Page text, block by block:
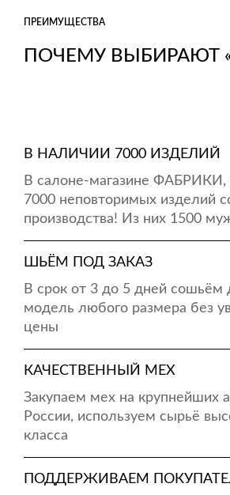
ПОЧЕМУ ВЫБИРАЮТ
ПРЕИМУЩЕСТВА
В НАЛИЧИИ 7000 ИЗДЕЛИЙ
В салоне-магазине ФАБРИКИ,
7000 неповторимых изделий
производства! Из них 1500
ШЬЁМ ПОД ЗАКАЗ
В срок от 3 до 5 дней
модель любого размера без
цены
КАЧЕСТВЕННЫЙ МЕХ
Закупаем мех на крупнейших
России, используем сырьё
класса
ПОДДЕРЖИВАЕМ